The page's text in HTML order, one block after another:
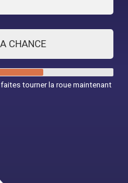
CHANCE
tourner la roue maintenant